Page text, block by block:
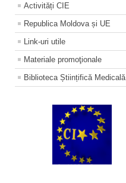
Activități CIE
Republica Moldova și UE
Link-uri utile
Materiale promoţionale
Biblioteca Științifică Medicală